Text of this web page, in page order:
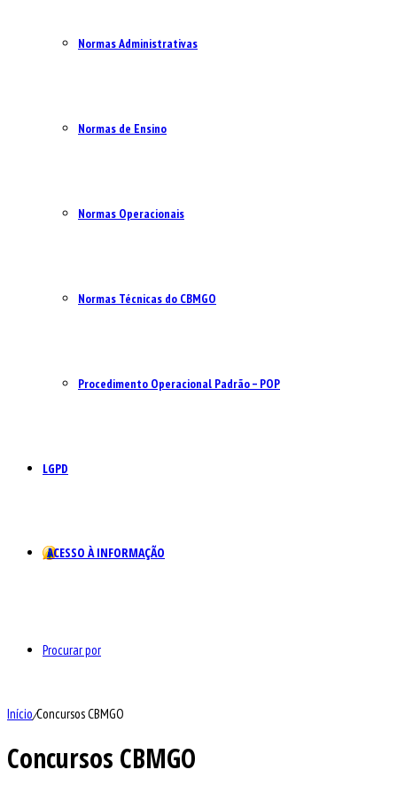
Normas Administrativas
Normas de Ensino
Normas Operacionais
Normas Técnicas do CBMGO
Procedimento Operacional Padrão – POP
LGPD
ACESSO À INFORMAÇÃO
Procurar por
Início/Concursos CBMGO
Concursos CBMGO